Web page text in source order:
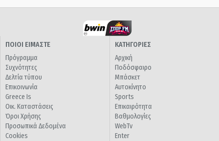
ΠΟΙΟΙ ΕΙΜΑΣΤΕ
Πρόγραμμα
Συχνότητες
Δελτία τύπου
Επικοινωνία
Greece Is
Οικ. Καταστάσεις
Όροι Χρήσης
Προσωπικά Δεδομένα
Cookies
ΚΑΤΗΓΟΡΙΕΣ
Αρχική
Ποδόσφαιρο
Μπάσκετ
Αυτοκίνητο
Sports
Επικαιρότητα
Βαθμολογίες
WebTv
Enter